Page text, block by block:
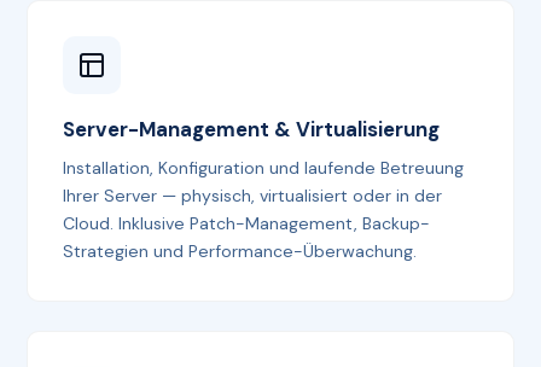
Server-Management & Virtualisierung
Installation, Konfiguration und laufende Betreuung
Ihrer Server — physisch, virtualisiert oder in der
Cloud. Inklusive Patch-Management, Backup-
Strategien und Performance-Überwachung.